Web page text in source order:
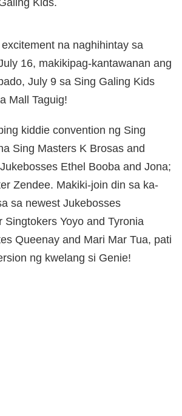
Kids.
na naghihintay sa
16, makikipag-kantawanan ang
July 9 sa Sing Galing Kids
Mall Taguig!
kiddie convention ng Sing
Sing Masters K Brosas and
Ethel Booba and Jona;
Zendee. Makiki-join din sa ka-
sa newest Jukebosses
Singtokers Yoyo and Tyronia
Queenay and Mari Mar Tua, pati
ng kwelang si Genie!